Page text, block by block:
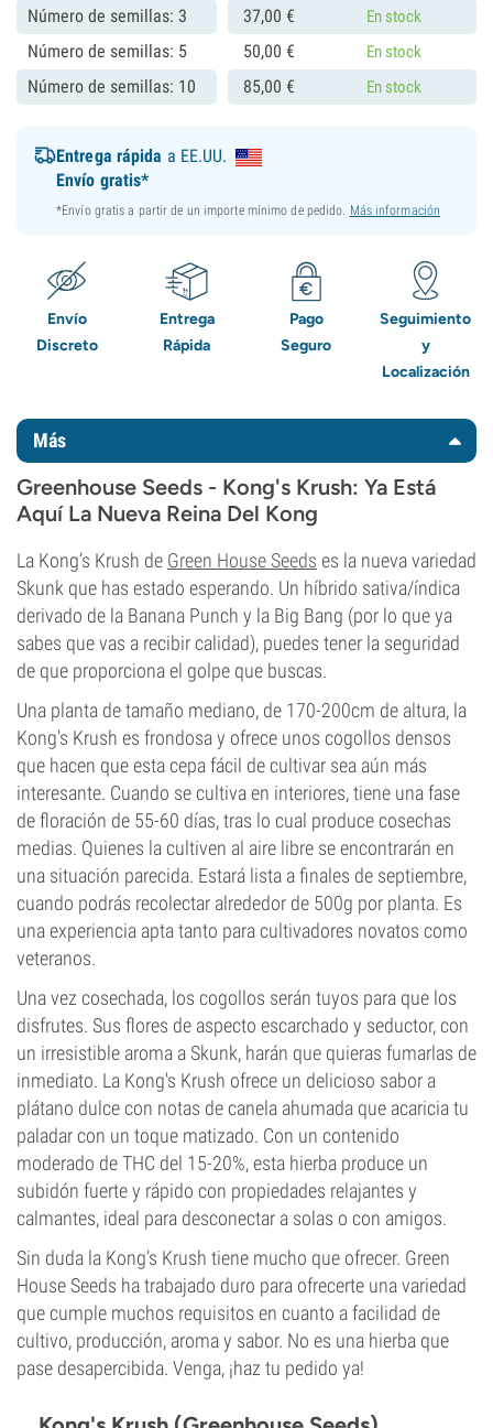
Número de semillas: 3 37,00 € En stock
Número de semillas: 5 50,00 € En stock
Número de semillas: 10 85,00 € En stock
Entrega rápida a EE.UU.
Envío gratis*
*Envío gratis a partir de un importe mínimo de pedido. Más información
Envío
Discreto
Entrega
Rápida
Pago
Seguro
Seguimiento
y
Localización
Más
Greenhouse Seeds - Kong's Krush: Ya Está
Aquí La Nueva Reina Del Kong
La Kong’s Krush de Green House Seeds es la nueva variedad
Skunk que has estado esperando. Un híbrido sativa/índica
derivado de la Banana Punch y la Big Bang (por lo que ya
sabes que vas a recibir calidad), puedes tener la seguridad
de que proporciona el golpe que buscas.
Una planta de tamaño mediano, de 170-200cm de altura, la
Kong's Krush es frondosa y ofrece unos cogollos densos
que hacen que esta cepa fácil de cultivar sea aún más
interesante. Cuando se cultiva en interiores, tiene una fase
de floración de 55-60 días, tras lo cual produce cosechas
medias. Quienes la cultiven al aire libre se encontrarán en
una situación parecida. Estará lista a finales de septiembre,
cuando podrás recolectar alrededor de 500g por planta. Es
una experiencia apta tanto para cultivadores novatos como
veteranos.
Una vez cosechada, los cogollos serán tuyos para que los
disfrutes. Sus flores de aspecto escarchado y seductor, con
un irresistible aroma a Skunk, harán que quieras fumarlas de
inmediato. La Kong's Krush ofrece un delicioso sabor a
plátano dulce con notas de canela ahumada que acaricia tu
paladar con un toque matizado. Con un contenido
moderado de THC del 15-20%, esta hierba produce un
subidón fuerte y rápido con propiedades relajantes y
calmantes, ideal para desconectar a solas o con amigos.
Sin duda la Kong’s Krush tiene mucho que ofrecer. Green
House Seeds ha trabajado duro para ofrecerte una variedad
que cumple muchos requisitos en cuanto a facilidad de
cultivo, producción, aroma y sabor. No es una hierba que
pase desapercibida. Venga, ¡haz tu pedido ya!